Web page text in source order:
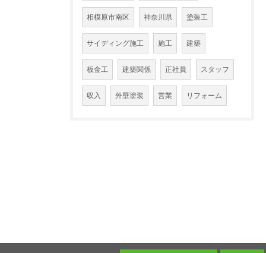
相模原市南区 神奈川県 塗装工
サイディング施工 施工 建築
板金工 建築関係 正社員 スタッフ
収入 外壁塗装 営業 リフォーム